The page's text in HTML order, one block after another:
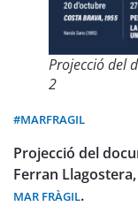
Projecció del
2
#MARFRAGIL
Projecció del
Ferran
MAR FRÀGIL.